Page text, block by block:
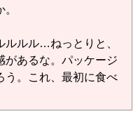
ルル…ねっとりと、
があるな。パッケージ
う。これ、最初に食べ